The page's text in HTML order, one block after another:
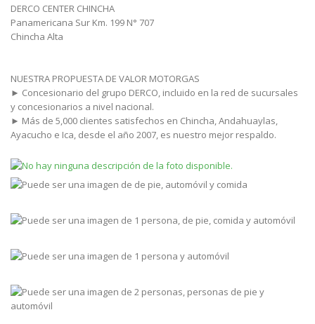
DERCO CENTER CHINCHA
Panamericana Sur Km. 199 N° 707
Chincha Alta
NUESTRA PROPUESTA DE VALOR MOTORGAS
► Concesionario del grupo DERCO, incluido en la red de sucursales
y concesionarios a nivel nacional.
► Más de 5,000 clientes satisfechos en Chincha, Andahuaylas,
Ayacucho e Ica, desde el año 2007, es nuestro mejor respaldo.